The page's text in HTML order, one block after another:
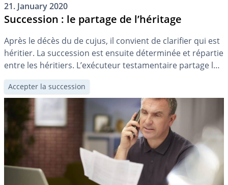
21. January 2020
Succession : le partage de l’héritage
Après le décès du de cujus, il convient de clarifier qui est
héritier. La succession est ensuite déterminée et répartie
entre les héritiers. L’exécuteur testamentaire partage la
succession sur la base des instructions que le de cujus a
fixées dans son testament.
Accepter la succession